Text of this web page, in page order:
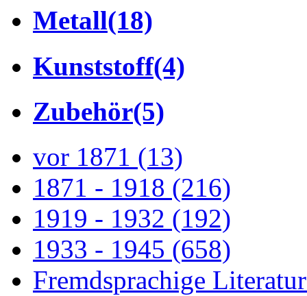
Metall(18)
Kunststoff(4)
Zubehör(5)
vor 1871 (13)
1871 - 1918 (216)
1919 - 1932 (192)
1933 - 1945 (658)
Fremdsprachige